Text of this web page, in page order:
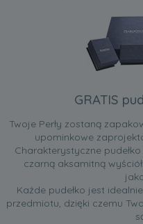
GRATIS
Twoje Perły zostaną
upominkowe
Charakterystyczne
czarną aksamitną
Każde pudełko jest
przedmiotu, dzięki czemu